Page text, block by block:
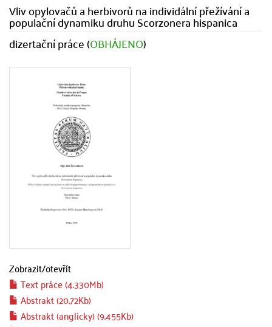
Vliv opylovačů a herbivorů na individální přežívání a
populační dynamiku druhu Scorzonera hispanica
dizertační práce (OBHÁJENO)
Zobrazit/otevřít
Text práce (4.330Mb)
Abstrakt (20.72Kb)
Abstrakt (anglicky) (9.455Kb)